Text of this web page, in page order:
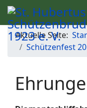
Aktuelle Seite:
Schützenfest